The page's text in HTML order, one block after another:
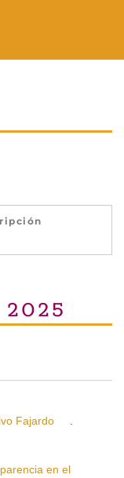
2025
Fajardo
en el